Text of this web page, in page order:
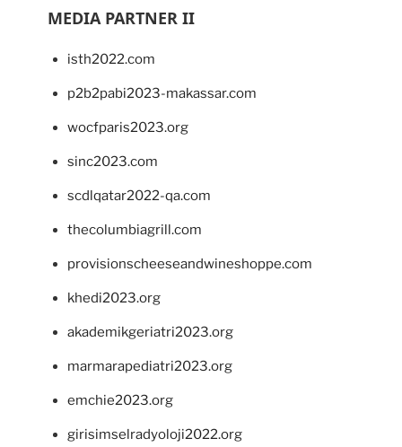
MEDIA PARTNER II
isth2022.com
p2b2pabi2023-makassar.com
wocfparis2023.org
sinc2023.com
scdlqatar2022-qa.com
thecolumbiagrill.com
provisionscheeseandwineshoppe.com
khedi2023.org
akademikgeriatri2023.org
marmarapediatri2023.org
emchie2023.org
girisimselradyoloji2022.org